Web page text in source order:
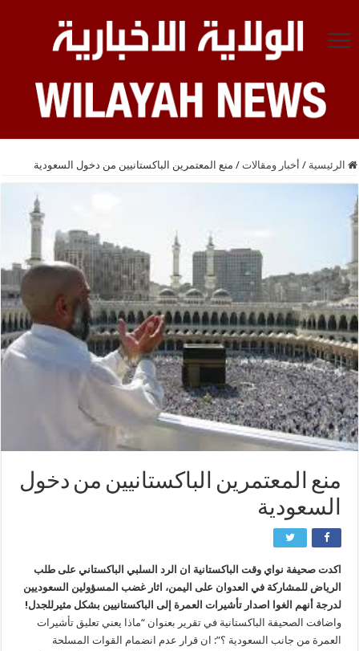
الرئيسية / أخبار ومقالات / منع المعتمرين الباكستانيين من دخول السعودية
منع المعتمرين الباكستانيين من دخول
السعودية
اكدت صحيفة نواي وقت الباكستانية ان الرد السلبي الباكستاني على طلب
الرياض للمشاركة في العدوان على اليمن، اثار غضب المسؤولين السعوديين
لدرجة أنهم الغوا اصدار تأشيرات العمرة إلى الباكستانيين بشكل مثيرللجدل!
واضافت الصحيفة الباكستانية في تقرير بعنوان “ماذا يعني تعليق تأشيرات
العمرة من جانب السعودية ؟”: ان قرار عدم انضمام القوات المسلحة